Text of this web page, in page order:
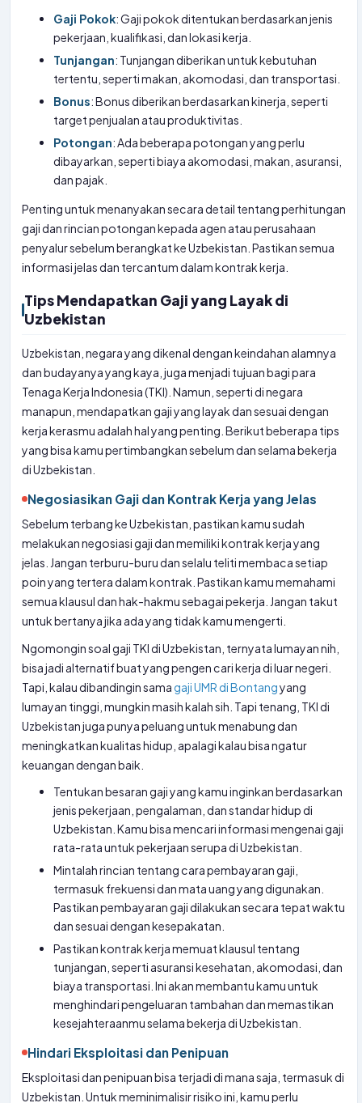
Gaji Pokok: Gaji pokok ditentukan berdasarkan jenis
pekerjaan, kualifikasi, dan lokasi kerja.
Tunjangan: Tunjangan diberikan untuk kebutuhan
tertentu, seperti makan, akomodasi, dan transportasi.
Bonus: Bonus diberikan berdasarkan kinerja, seperti
target penjualan atau produktivitas.
Potongan: Ada beberapa potongan yang perlu
dibayarkan, seperti biaya akomodasi, makan, asuransi,
dan pajak.
Penting untuk menanyakan secara detail tentang perhitungan
gaji dan rincian potongan kepada agen atau perusahaan
penyalur sebelum berangkat ke Uzbekistan. Pastikan semua
informasi jelas dan tercantum dalam kontrak kerja.
Tips Mendapatkan Gaji yang Layak di
Uzbekistan
Uzbekistan, negara yang dikenal dengan keindahan alamnya
dan budayanya yang kaya, juga menjadi tujuan bagi para
Tenaga Kerja Indonesia (TKI). Namun, seperti di negara
manapun, mendapatkan gaji yang layak dan sesuai dengan
kerja kerasmu adalah hal yang penting. Berikut beberapa tips
yang bisa kamu pertimbangkan sebelum dan selama bekerja
di Uzbekistan.
Negosiasikan Gaji dan Kontrak Kerja yang Jelas
Sebelum terbang ke Uzbekistan, pastikan kamu sudah
melakukan negosiasi gaji dan memiliki kontrak kerja yang
jelas. Jangan terburu-buru dan selalu teliti membaca setiap
poin yang tertera dalam kontrak. Pastikan kamu memahami
semua klausul dan hak-hakmu sebagai pekerja. Jangan takut
untuk bertanya jika ada yang tidak kamu mengerti.
Ngomongin soal gaji TKI di Uzbekistan, ternyata lumayan nih,
bisa jadi alternatif buat yang pengen cari kerja di luar negeri.
Tapi, kalau dibandingin sama gaji UMR di Bontangyang
lumayan tinggi, mungkin masih kalah sih. Tapi tenang, TKI di
Uzbekistan juga punya peluang untuk menabung dan
meningkatkan kualitas hidup, apalagi kalau bisa ngatur
keuangan dengan baik.
Tentukan besaran gaji yang kamu inginkan berdasarkan
jenis pekerjaan, pengalaman, dan standar hidup di
Uzbekistan. Kamu bisa mencari informasi mengenai gaji
rata-rata untuk pekerjaan serupa di Uzbekistan.
Mintalah rincian tentang cara pembayaran gaji,
termasuk frekuensi dan mata uang yang digunakan.
Pastikan pembayaran gaji dilakukan secara tepat waktu
dan sesuai dengan kesepakatan.
Pastikan kontrak kerja memuat klausul tentang
tunjangan, seperti asuransi kesehatan, akomodasi, dan
biaya transportasi. Ini akan membantu kamu untuk
menghindari pengeluaran tambahan dan memastikan
kesejahteraanmu selama bekerja di Uzbekistan.
Hindari Eksploitasi dan Penipuan
Eksploitasi dan penipuan bisa terjadi di mana saja, termasuk di
Uzbekistan. Untuk meminimalisir risiko ini, kamu perlu